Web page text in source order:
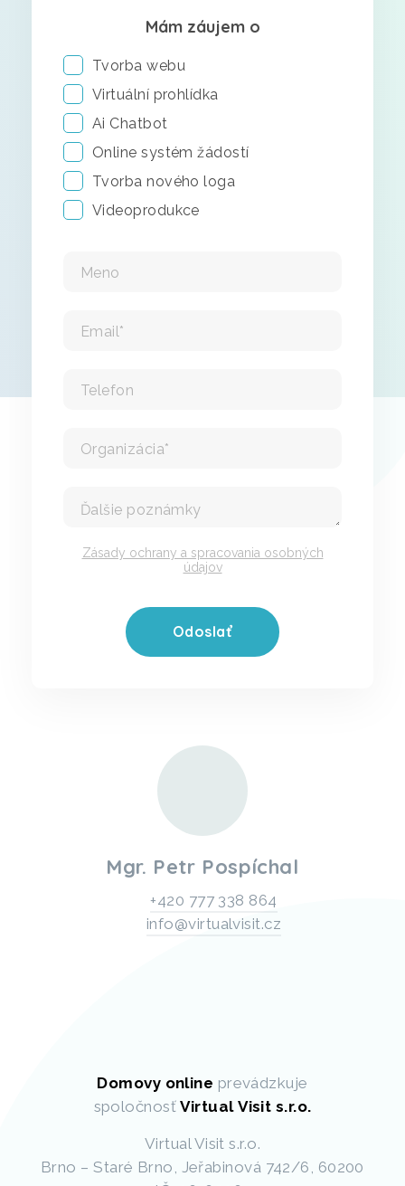
Mám záujem o
Tvorba webu
Virtuální prohlídka
Ai Chatbot
Online systém žádostí
Tvorba nového loga
Videoprodukce
Zásady ochrany a spracovania osobných
údajov
Mgr. Petr Pospíchal
+420 777 338 864
info@virtualvisit.cz
Domovy online prevádzkuje
spoločnosťVirtual Visit s.r.o.
Virtual Visit s.r.o.
Brno – Staré Brno, Jeřabinová 742/6, 60200